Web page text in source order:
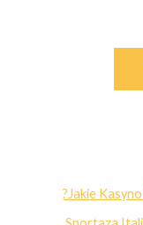
Jakie